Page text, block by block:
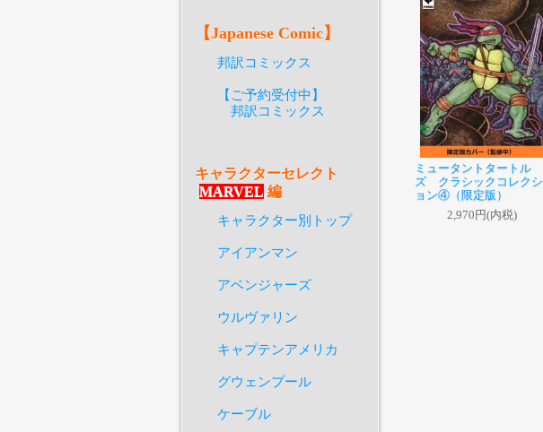
ミュータントタートル
ズ クラシックコレクシ
ョン④（限定版）
2,970円(内税)
【Japanese Comic】
邦訳コミックス
【ご予約受付中】
邦訳コミックス
キャラクターセレクト
MARVEL 編
キャラクター別トップ
アイアンマン
アベンジャーズ
ウルヴァリン
キャプテンアメリカ
グウェンプール
ケーブル